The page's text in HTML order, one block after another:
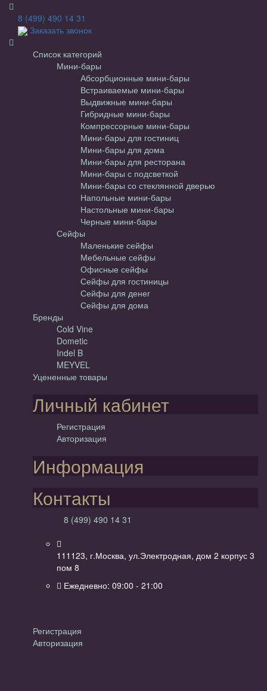
8 (499) 490 14 31
Заказать звонок
Список категорий
Мини-бары
Абсорбционные мини-бары
Встраиваемые мини-бары
Выдвижные мини-бары
Гибридные мини-бары
Компрессорные мини-бары
Мини-бары для гостиниц
Мини-бары для дома
Мини-бары для ресторана
Мини-бары с подсветкой
Мини-бары со стеклянной дверью
Напольные мини-бары
Настольные мини-бары
Черные мини-бары
Сейфы
Маленькие сейфы
Мебельные сейфы
Офисные сейфы
Сейфы для гостиницы
Сейфы для денег
Сейфы для дома
Бренды
Cold Vine
Dometic
Indel B
MEYVEL
Уцененные товары
Личный кабинет
Регистрация
Авторизация
Информация
Контакты
8 (499) 490 14 31
111123, г.Москва, ул.Электродная, дом 2 корпус 3
пом 8
Ежедневно: 09:00 - 21:00
Регистрация
Авторизация